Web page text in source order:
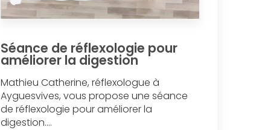
Séance de réflexologie pour
améliorer la digestion
Mathieu Catherine, réflexologue à
Ayguesvives, vous propose une séance
de réflexologie pour améliorer la
digestion....